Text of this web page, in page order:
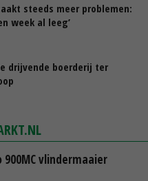
steeds meer problemen:
week al leeg’
drijvende boerderij ter
900MC vlindermaaier